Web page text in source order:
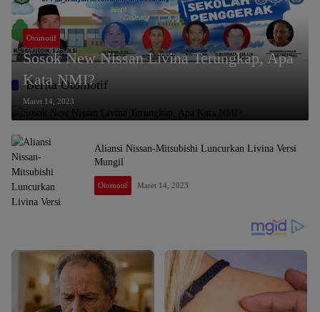
Berita Otomotif
Otomotif
Sosok New Nissan Livina Terungkap, Apa
Kata NMI?
Maret 14, 2023
Aliansi Nissan-Mitsubishi Luncurkan Livina Versi
Mungil
Otomotif Maret 14, 2023